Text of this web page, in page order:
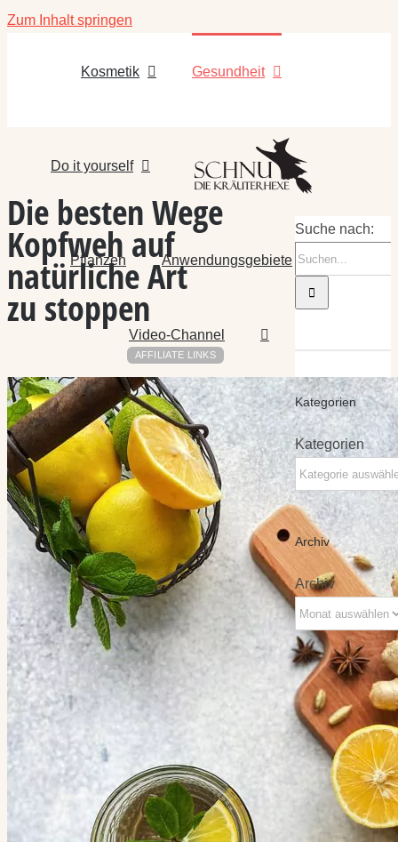
Zum Inhalt springen
Kosmetik Gesundheit
Do it yourself
Pflanzen Anwendungsgebiete
Video-Channel
Die besten Wege
Kopfweh auf
natürliche Art
zu stoppen
AFFILIATE LINKS
Suche nach:
Kategorien
Kategorien
Archiv
Archiv